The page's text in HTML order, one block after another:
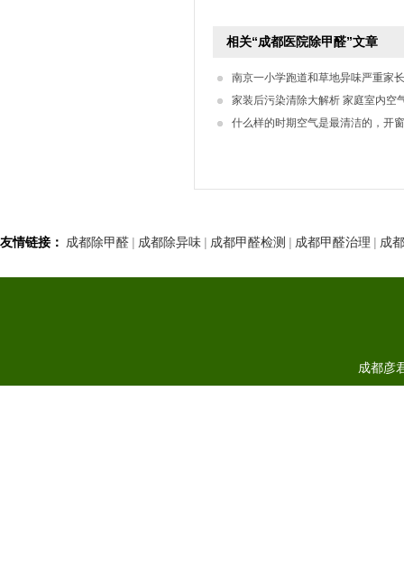
相关“成都医院除甲醛”文章
南京一小学跑道和草地异味严重家
家装后污染清除大解析 家庭室内空
什么样的时期空气是最清洁的，开
友情链接： 成都除甲醛 | 成都除异味 | 成都甲醛检测 | 成都甲醛治理 | 成
成都彦